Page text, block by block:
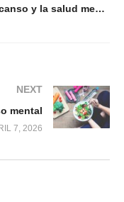
La importancia del descanso y la salud mental
NEXT
mental
7, 2026